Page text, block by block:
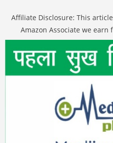
Affiliate Disclosure: This
Amazon Associate we